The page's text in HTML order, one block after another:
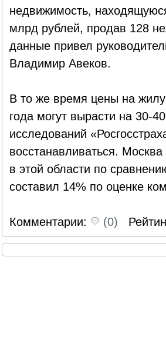
недвижимость,
млрд рублей, продав 128
данные привел
Владимир Авеков.
В то же время цены на
года могут вырасти на 30-
исследований
восстанавливаться.
в этой области по
составил 14% по оценке
Комментарии: (0)